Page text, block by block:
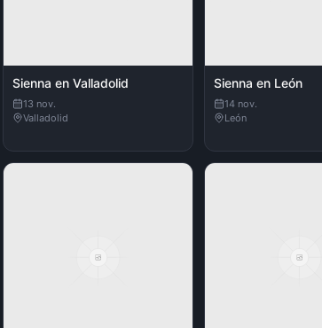
Sienna en Valladolid
13 nov.
Valladolid
Sienna en León
14 nov.
León